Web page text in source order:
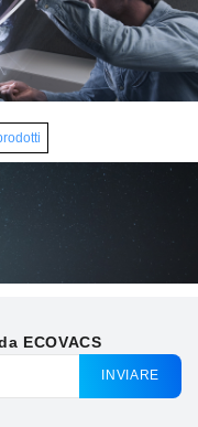
ECOVACS
INVIARE